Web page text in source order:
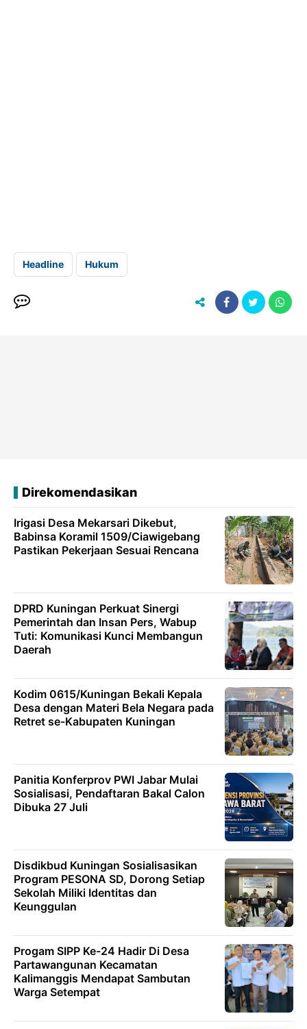
Headline Hukum
Direkomendasikan
Irigasi Desa Mekarsari Dikebut,
Babinsa Koramil 1509/Ciawigebang
Pastikan Pekerjaan Sesuai Rencana
DPRD Kuningan Perkuat Sinergi
Pemerintah dan Insan Pers, Wabup
Tuti: Komunikasi Kunci Membangun
Daerah
Kodim 0615/Kuningan Bekali Kepala
Desa dengan Materi Bela Negara pada
Retret se-Kabupaten Kuningan
Panitia Konferprov PWI Jabar Mulai
Sosialisasi, Pendaftaran Bakal Calon
Dibuka 27 Juli
Disdikbud Kuningan Sosialisasikan
Program PESONA SD, Dorong Setiap
Sekolah Miliki Identitas dan
Keunggulan
Progam SIPP Ke-24 Hadir Di Desa
Partawangunan Kecamatan
Kalimanggis Mendapat Sambutan
Warga Setempat